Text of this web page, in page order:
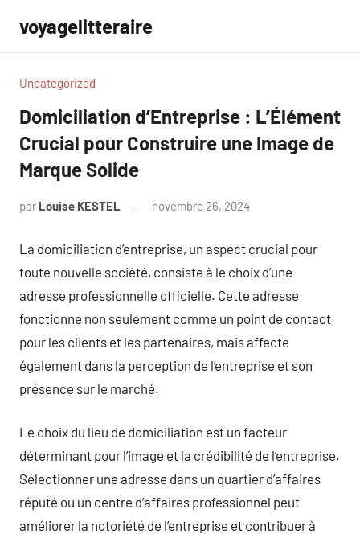
contenu
voyagelitteraire
Uncategorized
Domiciliation d’Entreprise : L’Élément
Crucial pour Construire une Image de
Marque Solide
par Louise KESTEL novembre 26, 2024
La domiciliation d’entreprise, un aspect crucial pour
toute nouvelle société, consiste à le choix d’une
adresse professionnelle officielle. Cette adresse
fonctionne non seulement comme un point de contact
pour les clients et les partenaires, mais affecte
également dans la perception de l’entreprise et son
présence sur le marché.
Le choix du lieu de domiciliation est un facteur
déterminant pour l’image et la crédibilité de l’entreprise.
Sélectionner une adresse dans un quartier d’affaires
réputé ou un centre d’affaires professionnel peut
améliorer la notoriété de l’entreprise et contribuer à